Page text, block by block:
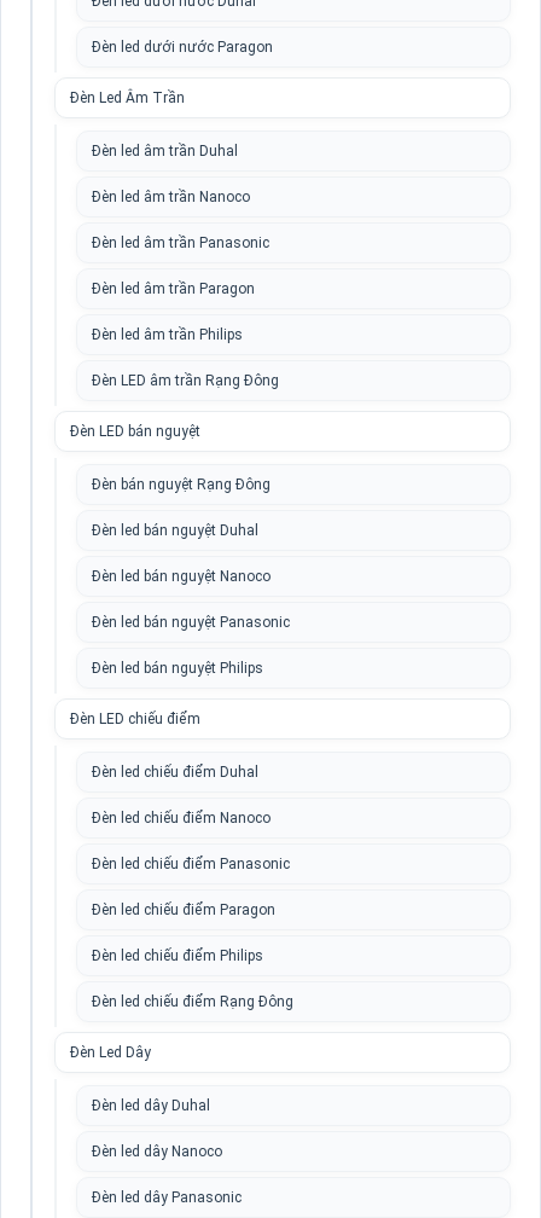
Đèn led dưới nước Paragon
Đèn Led Âm Trần
Đèn led âm trần Duhal
Đèn led âm trần Nanoco
Đèn led âm trần Panasonic
Đèn led âm trần Paragon
Đèn led âm trần Philips
Đèn LED âm trần Rạng Đông
Đèn LED bán nguyệt
Đèn bán nguyệt Rạng Đông
Đèn led bán nguyệt Duhal
Đèn led bán nguyệt Nanoco
Đèn led bán nguyệt Panasonic
Đèn led bán nguyệt Philips
Đèn LED chiếu điểm
Đèn led chiếu điểm Duhal
Đèn led chiếu điểm Nanoco
Đèn led chiếu điểm Panasonic
Đèn led chiếu điểm Paragon
Đèn led chiếu điểm Philips
Đèn led chiếu điểm Rạng Đông
Đèn Led Dây
Đèn led dây Duhal
Đèn led dây Nanoco
Đèn led dây Panasonic